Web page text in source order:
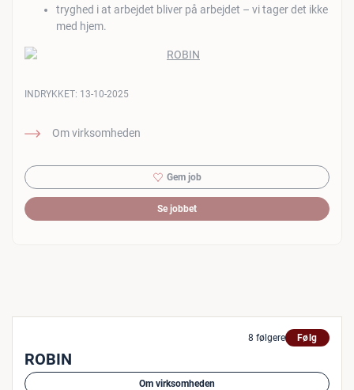
tryghed i at arbejdet bliver på arbejdet – vi tager det ikke
med hjem.
Om virksomheden
INDRYKKET: 13-10-2025
Gem job
Se jobbet
8 følgere Følg
ROBIN
Om virksomheden